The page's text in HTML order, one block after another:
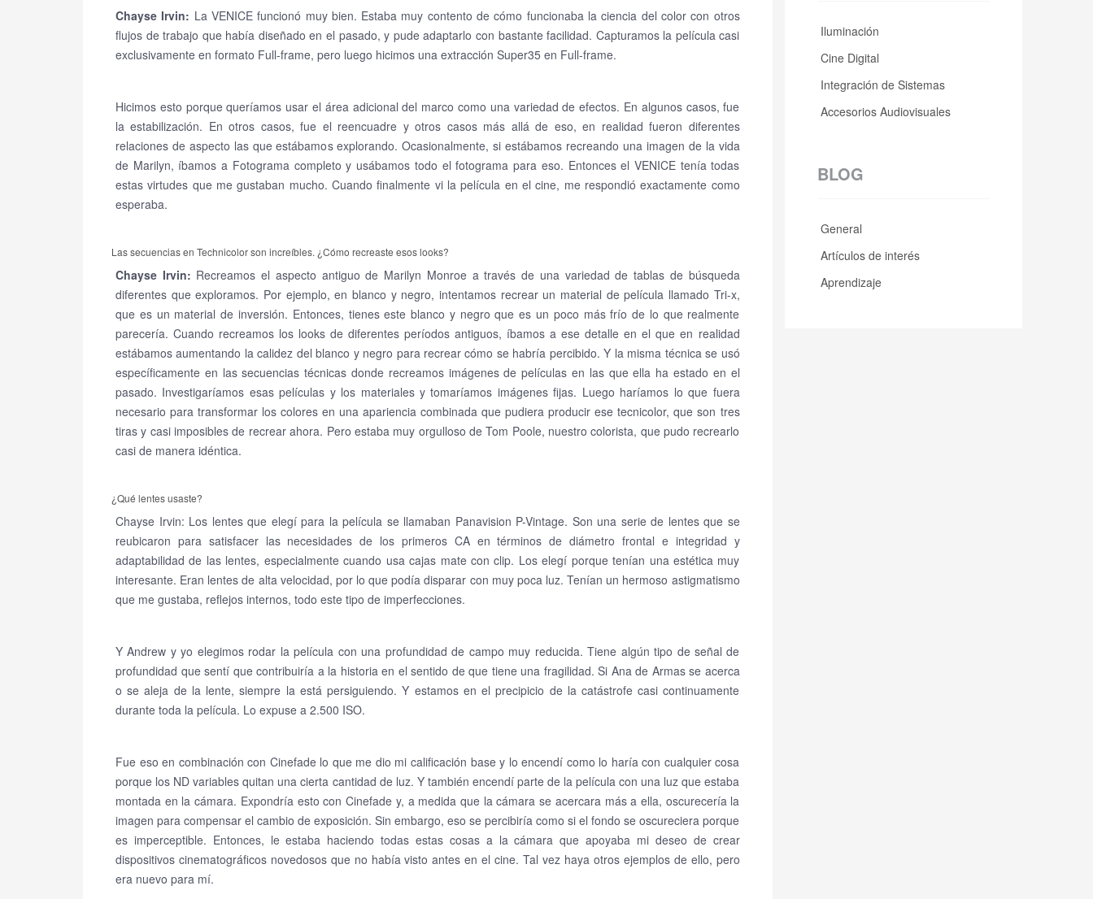
Chayse Irvin: La VENICE funcionó muy bien. Estaba muy contento de cómo funcionaba la ciencia del color con otros
flujos de trabajo que había diseñado en el pasado, y pude adaptarlo con bastante facilidad. Capturamos la película casi
exclusivamente en formato Full-frame, pero luego hicimos una extracción Super35 en Full-frame.
Hicimos esto porque queríamos usar el área adicional del marco como una variedad de efectos. En algunos casos, fue
la estabilización. En otros casos, fue el reencuadre y otros casos más allá de eso, en realidad fueron diferentes
relaciones de aspecto las que estábamos explorando. Ocasionalmente, si estábamos recreando una imagen de la vida
de Marilyn, íbamos a Fotograma completo y usábamos todo el fotograma para eso. Entonces el VENICE tenía todas
estas virtudes que me gustaban mucho. Cuando finalmente vi la película en el cine, me respondió exactamente como
esperaba.
Las secuencias en Technicolor son increíbles. ¿Cómo recreaste esos looks?
Chayse Irvin: Recreamos el aspecto antiguo de Marilyn Monroe a través de una variedad de tablas de búsqueda
diferentes que exploramos. Por ejemplo, en blanco y negro, intentamos recrear un material de película llamado Tri-x,
que es un material de inversión. Entonces, tienes este blanco y negro que es un poco más frío de lo que realmente
parecería. Cuando recreamos los looks de diferentes períodos antiguos, íbamos a ese detalle en el que en realidad
estábamos aumentando la calidez del blanco y negro para recrear cómo se habría percibido. Y la misma técnica se usó
específicamente en las secuencias técnicas donde recreamos imágenes de películas en las que ella ha estado en el
pasado. Investigaríamos esas películas y los materiales y tomaríamos imágenes fijas. Luego haríamos lo que fuera
necesario para transformar los colores en una apariencia combinada que pudiera producir ese tecnicolor, que son tres
tiras y casi imposibles de recrear ahora. Pero estaba muy orgulloso de Tom Poole, nuestro colorista, que pudo recrearlo
casi de manera idéntica.
¿Qué lentes usaste?
Chayse Irvin: Los lentes que elegí para la película se llamaban Panavision P-Vintage. Son una serie de lentes que se
reubicaron para satisfacer las necesidades de los primeros CA en términos de diámetro frontal e integridad y
adaptabilidad de las lentes, especialmente cuando usa cajas mate con clip. Los elegí porque tenían una estética muy
interesante. Eran lentes de alta velocidad, por lo que podía disparar con muy poca luz. Tenían un hermoso astigmatismo
que me gustaba, reflejos internos, todo este tipo de imperfecciones.
Y Andrew y yo elegimos rodar la película con una profundidad de campo muy reducida. Tiene algún tipo de señal de
profundidad que sentí que contribuiría a la historia en el sentido de que tiene una fragilidad. Si Ana de Armas se acerca
o se aleja de la lente, siempre la está persiguiendo. Y estamos en el precipicio de la catástrofe casi continuamente
durante toda la película. Lo expuse a 2.500 ISO.
Fue eso en combinación con Cinefade lo que me dio mi calificación base y lo encendí como lo haría con cualquier cosa
porque los ND variables quitan una cierta cantidad de luz. Y también encendí parte de la película con una luz que estaba
montada en la cámara. Expondría esto con Cinefade y, a medida que la cámara se acercara más a ella, oscurecería la
imagen para compensar el cambio de exposición. Sin embargo, eso se percibiría como si el fondo se oscureciera porque
es imperceptible. Entonces, le estaba haciendo todas estas cosas a la cámara que apoyaba mi deseo de crear
dispositivos cinematográficos novedosos que no había visto antes en el cine. Tal vez haya otros ejemplos de ello, pero
era nuevo para mí.
Iluminación
Cine Digital
Integración de Sistemas
Accesorios Audiovisuales
BLOG
General
Artículos de interés
Aprendizaje